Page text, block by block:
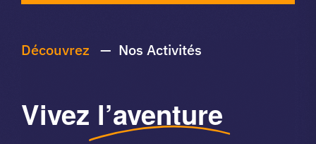
Découvrez — Nos Activités
Vivez l’aventure